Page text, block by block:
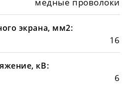
экрана, мм2:
16
кВ:
6